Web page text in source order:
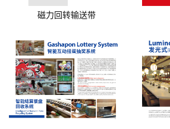
磁力回转输送带